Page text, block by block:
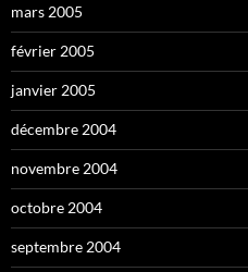
mars 2005
février 2005
janvier 2005
décembre 2004
novembre 2004
octobre 2004
septembre 2004